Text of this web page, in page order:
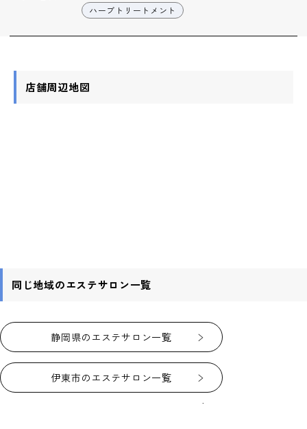
ハーブトリートメント
店舗周辺地図
同じ地域のエステサロン一覧
静岡県のエステサロン一覧
伊東市のエステサロン一覧